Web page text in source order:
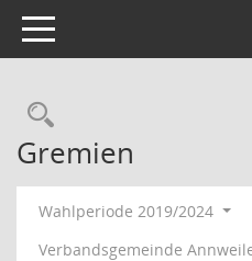
Toggle navigation
Gremien
Wahlperiode 2019/2024
Verbandsgemeinde